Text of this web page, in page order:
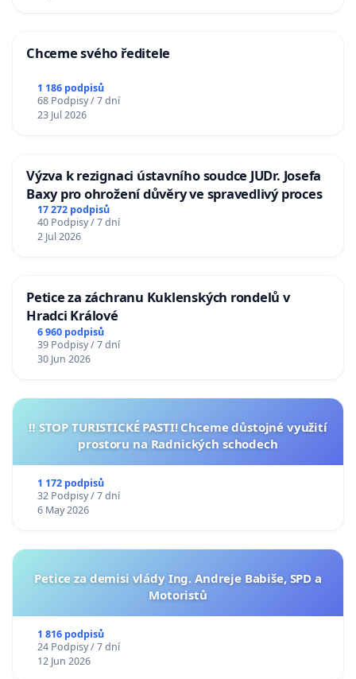
Chceme svého ředitele
1 186 podpisů
68 Podpisy / 7 dní
23 Jul 2026
Výzva k rezignaci ústavního soudce JUDr. Josefa
Baxy pro ohrožení důvěry ve spravedlivý proces
17 272 podpisů
40 Podpisy / 7 dní
2 Jul 2026
Petice za záchranu Kuklenských rondelů v
Hradci Králové
6 960 podpisů
39 Podpisy / 7 dní
30 Jun 2026
‼️ STOP TURISTICKÉ PASTI! Chceme důstojné využití
prostoru na Radnických schodech
1 172 podpisů
32 Podpisy / 7 dní
6 May 2026
Petice za demisi vlády Ing. Andreje Babiše, SPD a
Motoristů
1 816 podpisů
24 Podpisy / 7 dní
12 Jun 2026